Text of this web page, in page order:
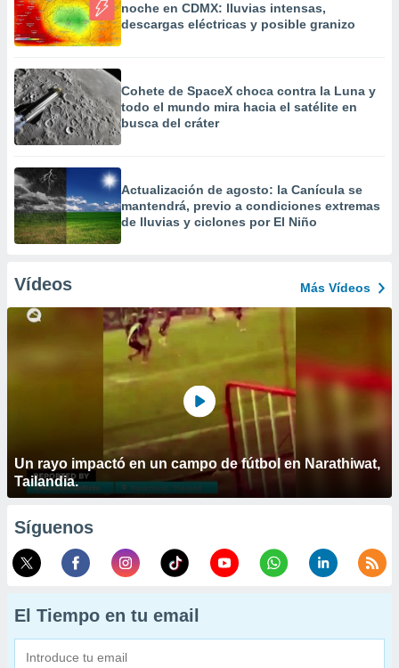
noche en CDMX: lluvias intensas,
descargas eléctricas y posible granizo
Cohete de SpaceX choca contra la Luna y
todo el mundo mira hacia el satélite en
busca del cráter
Actualización de agosto: la Canícula se
mantendrá, previo a condiciones extremas
de lluvias y ciclones por El Niño
Vídeos Más Vídeos
Un rayo impactó en un campo de fútbol en Narathiwat,
Tailandia.
Síguenos
El Tiempo en tu email